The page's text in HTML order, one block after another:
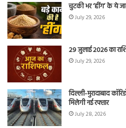
चुटकी भर ‘हींग’ के ये
July 29, 2026
29 जुलाई 2026 का
July 29, 2026
दिल्ली-मुरादाबाद
मिलेगी नई रफ्तार
July 28, 2026